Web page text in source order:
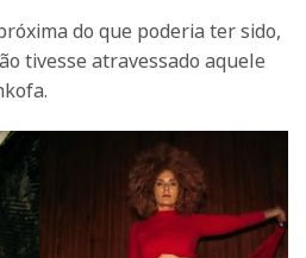
do que poderia ter sido,
tivesse atravessado aquele